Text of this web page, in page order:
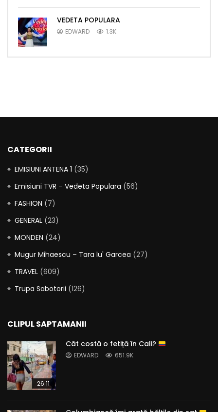
VEDETA POPULARA
EDWARD 1.3K
CATEGORII
EMISIUNI ANTENA 1 (35)
Emisiuni TVR – Vedeta Populara (56)
FASHION (7)
GENERAL (23)
MONDEN (24)
Mugur Mihaescu – Tara lu' Garcea (27)
TRAVEL (609)
Trupa Sabotorii (126)
CLIPUL SAPTAMANII
26:11
Cât costă o fetiță în Cali?
EDWARD 651.9K